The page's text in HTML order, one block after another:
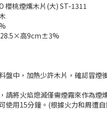
櫻桃煙燻木片(大) ST-1311
28.5×高9cm±3%
盤中，加熱少許木片，確認冒煙
將火焰熄滅僅需煙霧來作為煙
使用15分鐘。(根據火力和周遭